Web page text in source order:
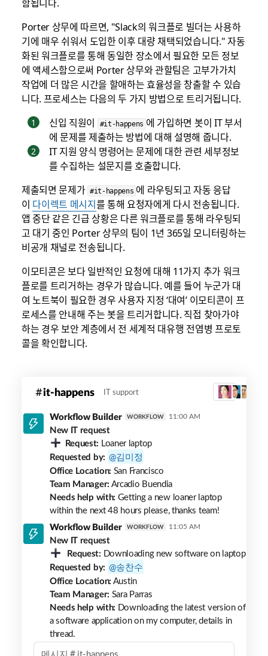
Porter 상무에 따르면, "Slack의 워크플로 빌더는 사용하
기에 매우 쉬워서 도입한 이후 대량 채택되었습니다." 자동
화된 워크플로를 통해 동일한 장소에서 필요한 모든 정보
에 액세스함으로써 Porter 상무와 관할팀은 고부가가치
작업에 더 많은 시간을 할애하는 효율성을 창출할 수 있습
니다. 프로세스는 다음의 두 가지 방법으로 트리거됩니다.
신입 직원이
#it-happens 에 가입하면 봇이 IT 부서
에 문제를 제출하는 방법에 대해 설명해 줍니다.
IT 지원 양식 명령어는 문제에 대한 관련 세부정보
를 수집하는 설문지를 호출합니다.
제출되면 문제가 #it-happens 에 라우팅되고 자동 응답
이 다이렉트 메시지를 통해 요청자에게 다시 전송됩니다.
앱 중단 같은 긴급 상황은 다른 워크플로를 통해 라우팅되
고 대기 중인 Porter 상무의 팀이 1년 365일 모니터링하는
비공개 채널로 전송됩니다.
이모티콘은 보다 일반적인 요청에 대해 11가지 추가 워크
플로를 트리거하는 경우가 많습니다. 예를 들어 누군가 대
여 노트북이 필요한 경우 사용자 지정 ‘대여’ 이모티콘이 프
로세스를 안내해 주는 봇을 트리거합니다. 직접 찾아가야
하는 경우 보안 계층에서 전 세계적 대유행 전염병 프로토
콜을 확인합니다.
it-happens IT support 3
Workflow Builder WORKFLOW 11:00 AM
New IT request
Request: Loaner laptop
Requested by:
김미정
Office Location: San Francisco
Team Manager: Arcadio Buendia
Needs help with: Getting a new loaner laptop
within the next 48 hours please, thanks team!
Workflow Builder
WORKFLOW 11:05 AM
New IT request
Request: Downloading new software on laptop
Requested by:
송찬수
Office Location: Austin
Team Manager: Sara Parras
Needs help with: Downloading the latest version of
a software application on my computer, details in
thread.
메시지
it-happens